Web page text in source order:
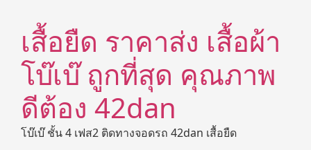
เสื้อยืด ราคาส่ง เสื้อผ้า
โบ๊เบ๊ ถูกที่สุด คุณภาพ
ดีต้อง 42dan
โบ๊เบ๊ ชั้น 4 เฟส2 ติดทางจอดรถ 42dan เสื้อยืด